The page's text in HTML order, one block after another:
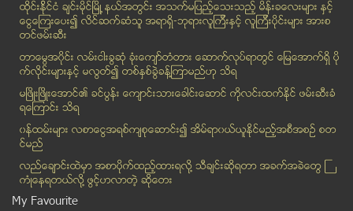
မဂၤလာဒံုၿမိဳ႕နယ္တြင္ လူသတ္မႈျဖစ္
တန္ေဆာင္မုန္းလျပည့္ညက မႏၲေလးေဆး႐ံုေရာက္သည့္ လူနာတစ...
တာေမြၿမိဳ႕နယ္တြင္ စည္ပင္၀န္ထမ္းတစ္ဦး ယာဥ္တိုက္မိေ...
အရွိန္လြန္ကား ေခ်ာက္ထဲက် ယာဥ္ေမာင္းေသဆံုး
ဖြဲ႔စည္းပုံ ဟန္ျပေျပာင္းလဲသူေတြကုိ မဲမေပးဖို႔ ေဒၚစ...
၂ဝဝ၈ ဖြဲ႕စည္းပံုအေျခခံဥပေဒကို အတည္ျပဳတဲ့ပံုစံမ်ဳိး...
စစ္ကုိင္းတြင္ သံဃာတစ္ပါးႏွင့္ လူသုံးဦး ဓားျဖင့္ခု...
ျမန္မာနိုင္ငံတြင္ အမည္ပ်က္ စာရင္းဝင္ေနေသးသည့္ ဆရာဝ...
ျပင္ဦးလြင္ တန္ေဆာင္ တိုင္ မီးပံုးပ်ံ ၿပိဳင္ပြဲ မီ...
ထိုင္းနို္င္ငံ ခ်င္းမိုင္ျမိဳ ့နယ္အတြင္း အသက္မျပည့္ေသးသည့္ မိန္းခေလးမ်ား နွင့္
ေငြေၾကးေပး၍ လိင္ဆက္ဆံသူ အရာရွိ-ဘုရားလူၾကီးနွင့္ လူၾကီးပိုင္းမ်ား အားစ
တင္ဖမ္းဆီး
တာေမြအ၀ိုင္း လမ္းငါးခြဆံု ခံုးေက်ာ္တံတား ေဆာက္လုပ္ရာတြင္ ေျမေအာက္ရွိ ပို
က္လိုင္းမ်ားႏွင့္ မလြတ္၍ တစ္ႏွစ္ခြဲခန္႔ၾကာမည္ဟု သိရ
မၿဖိဳးၿဖိဳးေအာင္၏ ခင္ပြန္း ေက်ာင္းသားေခါင္းေဆာင္ ကိုလင္းထက္ႏိုင္ ဖမ္းဆီးခံ
ရေၾကာင္း သိရ
၀န္ထမ္းမ်ား လစာေငြအရစ္က်စုေဆာင္း၍ အိမ္ရာ၀ယ္ယူႏုိင္မည့္အစီအစဥ္ စတ
င္မည္
လည္ေခ်ာင္းထဲမွာ အစာပိုက္ထည့္ထားရလုိ႔ သီခ်င္းဆုိရတာ အခက္အခဲေတြ ႀ
ကံဳေနရတယ္လို႔ ဖြင့္ဟလာတဲ့ ဆုိေတး
My Favourite